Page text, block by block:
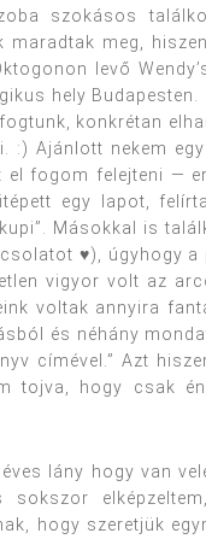
szokásos
maradtak meg,
levő
hely
konkrétan
:) Ajánlott nekem
el fogom felejteni —
egy lapot,
Másokkal is
♥), úgyhogy
vigyor volt az
voltak annyira
és néhány
címével.” Azt
tojva, hogy csak
lány hogy van
hogy szeretjük